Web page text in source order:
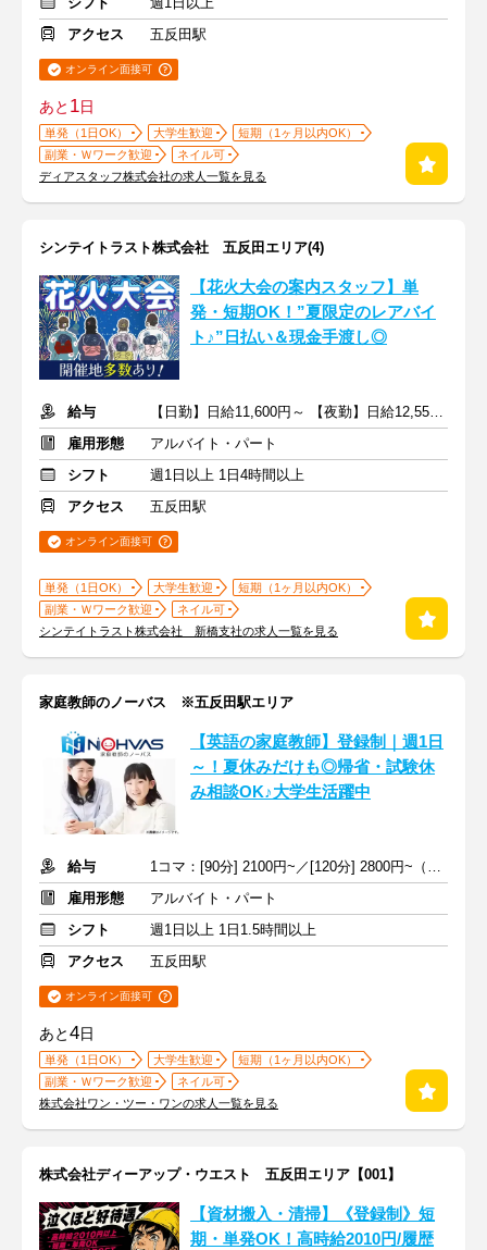
アクセス
五反田駅
オンライン面接可
あと 1日
単発（1日OK） 大学生歓迎
短期（1ヶ月以内OK）
副業・Ｗワーク歓迎
ネイル可
ディアスタッフ株式会社の求人一覧を見る
シンテイトラスト株式会社 五反田エリア(4)
【花火大会の案内スタッフ】単
発・短期OK！”夏限定のレアバイ
ト♪”日払い＆現金手渡し◎
給与
【日勤】日給11,600円～ 【夜勤】日給12,550円～
雇用形態
アルバイト・パート
シフト
週1日以上 1日4時間以上
アクセス
五反田駅
オンライン面接可
単発（1日OK） 大学生歓迎
短期（1ヶ月以内OK）
副業・Ｗワーク歓迎
ネイル可
シンテイトラスト株式会社 新橋支社の求人一覧を見る
家庭教師のノーバス ※五反田駅エリア
【英語の家庭教師】登録制｜週1日
～！夏休みだけも◎帰省・試験休
み相談OK♪大学生活躍中
給与
1コマ：[90分] 2100円~／[120分] 2800円~（時給1400円~）+交通費
雇用形態
アルバイト・パート
シフト
週1日以上 1日1.5時間以上
アクセス
五反田駅
オンライン面接可
あと4日
単発（1日OK） 大学生歓迎
短期（1ヶ月以内OK）
副業・Ｗワーク歓迎
ネイル可
株式会社ワン・ツー・ワンの求人一覧を見る
株式会社ディーアップ・ウエスト 五反田エリア【001】
【資材搬入・清掃】《登録制》短
期・単発OK！高時給2010円/履歴